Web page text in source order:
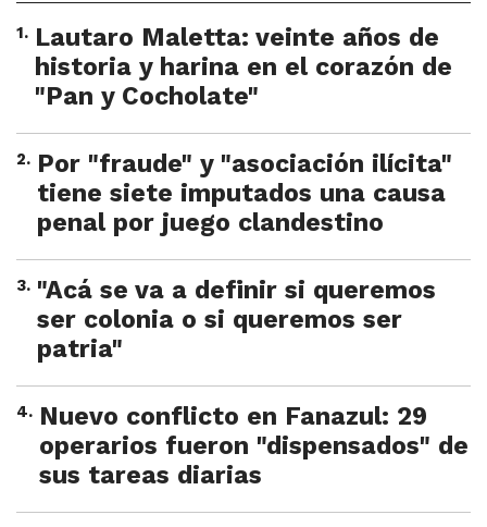
1. Lautaro Maletta: veinte años de
historia y harina en el corazón de
"Pan y Cocholate"
2. Por "fraude" y "asociación ilícita"
tiene siete imputados una causa
penal por juego clandestino
3. "Acá se va a definir si queremos
ser colonia o si queremos ser
patria"
4. Nuevo conflicto en Fanazul: 29
operarios fueron "dispensados" de
sus tareas diarias